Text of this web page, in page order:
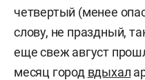
четвертый (менее
слову, не праздный,
еще свеж август
месяц город вдыхал